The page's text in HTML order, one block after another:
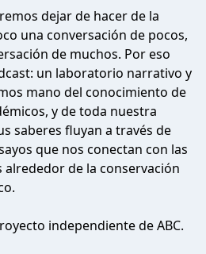
dejar de hacer de la
una conversación de pocos,
de muchos. Por eso
un laboratorio narrativo y
mano del conocimiento de
y de toda nuestra
saberes fluyan a través de
que nos conectan con las
alrededor de la conservación
independiente de ABC.